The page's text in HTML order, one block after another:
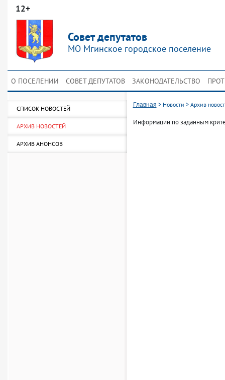
12+
Совет депутатов
МО Мгинское городское поселение
О ПОСЕЛЕНИИ СОВЕТ ДЕПУТАТОВ ЗАКОНОДАТЕЛЬСТВО
СПИСОК НОВОСТЕЙ
АРХИВ НОВОСТЕЙ
АРХИВ АНОНСОВ
Главная > Новости > Архив
Информации по заданным